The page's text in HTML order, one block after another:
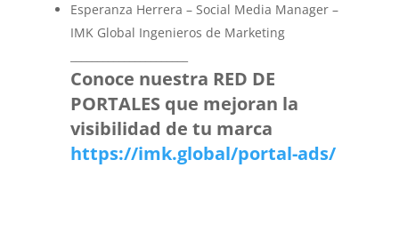
Esperanza Herrera – Social Media Manager –
IMK Global Ingenieros de Marketing
Conoce nuestra RED DE
PORTALES que mejoran la
visibilidad de tu marca
https://imk.global/portal-ads/